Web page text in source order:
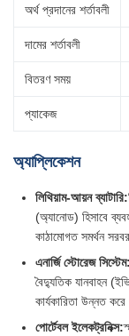
অর্থ প্রদানের শর্তাবলী
দামের শর্তাবলী
বিতরণ সময়
প্যাকেজ
অ্যাপ্লিকেশন
লিথিয়াম-আয়ন ব্যাটারি:
(অ্যানোড) হিসাবে
কাঠামোগত সমর্থন
এনার্জি স্টোরেজ সিস্টেম:
বৈদ্যুতিক যানবাহন
কার্যকারিতা উন্নত
পোর্টেবল ইলেকট্রনিক্স: